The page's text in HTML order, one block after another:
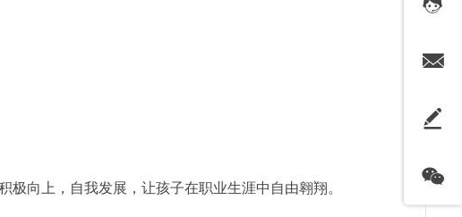
向上，自我发展，让孩子在职业生涯中自由翱翔。